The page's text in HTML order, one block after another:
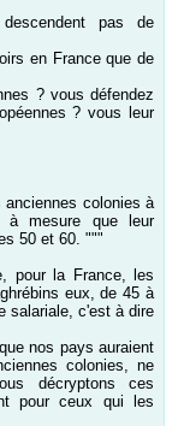
pas de
en France que de
? vous défendez
? vous leur
anciennes colonies à
mesure que leur
50 et 60. """
pour la France, les
eux, de 45 à
salariale, c'est à dire
nos pays auraient
colonies, ne
décryptons ces
pour ceux qui les